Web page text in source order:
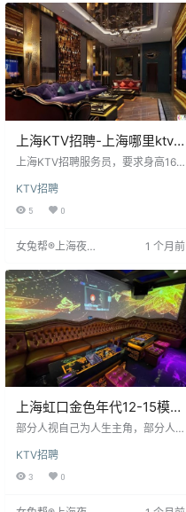
上海KTV招聘-上海哪里ktv
招聘梦想启航
上海KTV招聘服务员，要求身高162
晚8点至12点。薪资从20元起，高
薪，收入与工作表现挂钩。主要职
责为点歌、倒酒，营造氛围促进销
定工作保障。工作灵活，适合追求
来。详情见女兔帮®上海夜场招聘
网。
KTV招聘
5 0
女兔帮®上海夜场
1 个月前
上海虹口金色年代12-15模特
场直招[新人必看.真实酒吧夜
部分人视自己为人生主角，部分人
TV及夜总会服务员，要求1年以上调
酒经验，懂酒类知识，有调酒师证
KTV招聘
3 0